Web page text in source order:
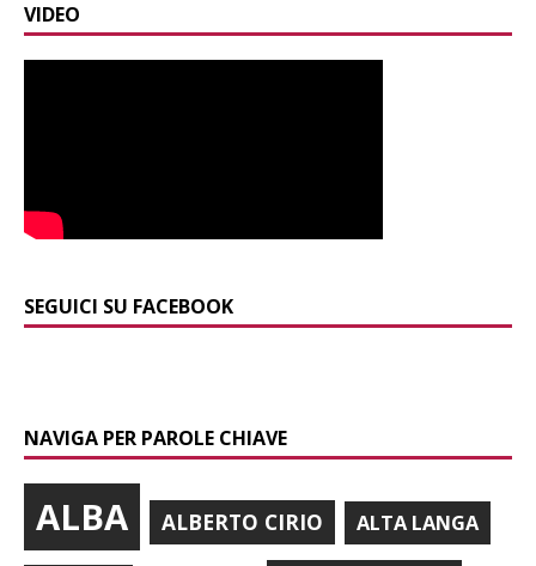
VIDEO
SEGUICI SU FACEBOOK
NAVIGA PER PAROLE CHIAVE
ALBA ALBERTO CIRIO ALTA LANGA